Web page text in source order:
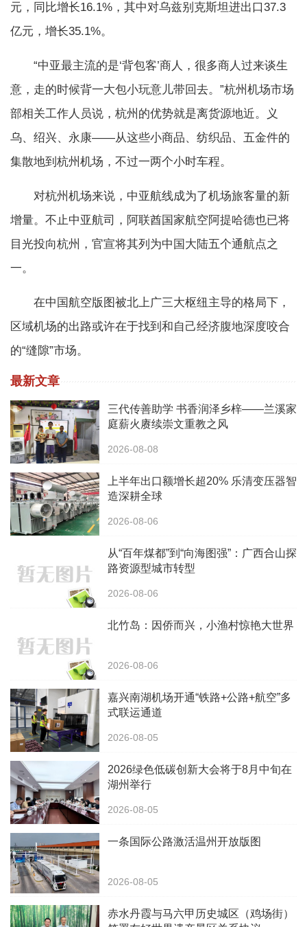
元，同比增长16.1%，其中对乌兹别克斯坦进出口37.3
亿元，增长35.1%。
“中亚最主流的是‘背包客’商人，很多商人过来谈生
意，走的时候背一大包小玩意儿带回去。”杭州机场市场
部相关工作人员说，杭州的优势就是离货源地近。义
乌、绍兴、永康——从这些小商品、纺织品、五金件的
集散地到杭州机场，不过一两个小时车程。
对杭州机场来说，中亚航线成为了机场旅客量的新
增量。不止中亚航司，阿联酋国家航空阿提哈德也已将
目光投向杭州，官宣将其列为中国大陆五个通航点之
一。
在中国航空版图被北上广三大枢纽主导的格局下，
区域机场的出路或许在于找到和自己经济腹地深度咬合
的“缝隙”市场。
最新文章
三代传善助学 书香润泽乡梓——兰溪家
庭薪火赓续崇文重教之风
2026-08-08
上半年出口额增长超20% 乐清变压器智
造深耕全球
2026-08-06
从“百年煤都”到“向海图强”：广西合山探
路资源型城市转型
2026-08-06
北竹岛：因侨而兴，小渔村惊艳大世界
2026-08-06
嘉兴南湖机场开通“铁路+公路+航空”多
式联运通道
2026-08-05
2026绿色低碳创新大会将于8月中旬在
湖州举行
2026-08-05
一条国际公路激活温州开放版图
2026-08-05
赤水丹霞与马六甲历史城区（鸡场街）